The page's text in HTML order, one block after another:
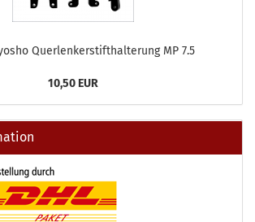
Querlenkerstifthalterung MP 7.5
10,50 EUR